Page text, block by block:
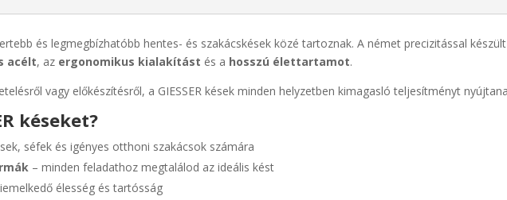
és legmegbízhatóbb hentes- és szakácskések közé tartoznak. A német precizitással
acélt, az ergonomikus kialakítást és a hosszú élettartamot.
vagy előkészítésről, a GIESSER kések minden helyzetben kimagasló teljesítményt
késeket?
séfek és igényes otthoni szakácsok számára
– minden feladathoz megtalálod az ideális kést
élesség és tartósság